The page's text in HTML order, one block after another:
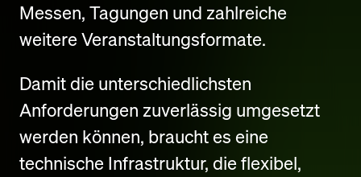
Messen, Tagungen und zahlreiche
weitere Veranstaltungsformate.
Damit die unterschiedlichsten
Anforderungen zuverlässig umgesetzt
werden können, braucht es eine
technische Infrastruktur, die flexibel,